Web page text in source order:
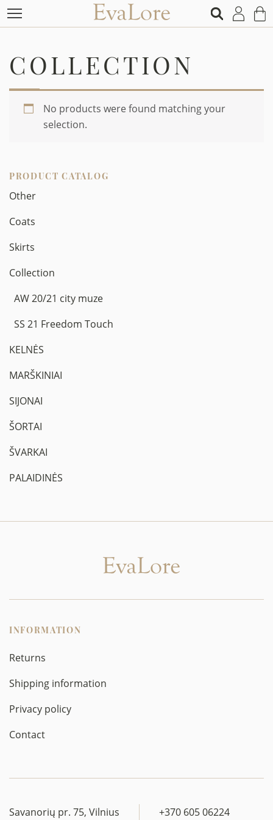
COLLECTION
PRODUCT CATALOG
Other
Coats
Skirts
Collection
AW 20/21 city muze
SS 21 Freedom Touch
KELNĖS
MARŠKINIAI
SIJONAI
ŠORTAI
ŠVARKAI
PALAIDINĖS
No products were found matching your
selection.
INFORMATION
Returns
Shipping information
Privacy policy
Contact
Savanorių pr. 75, Vilnius +370 605 06224